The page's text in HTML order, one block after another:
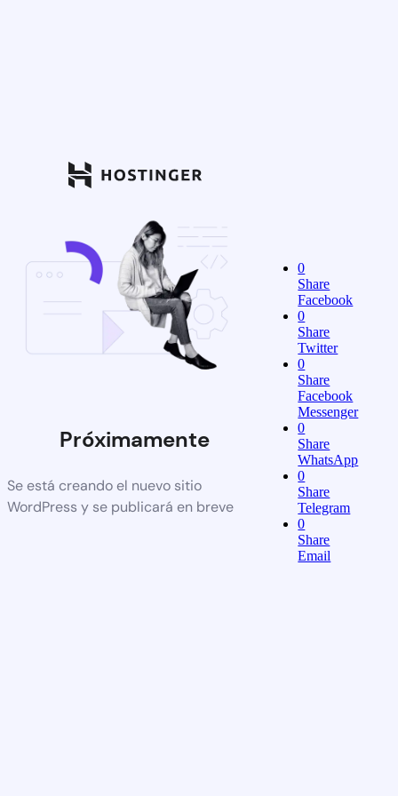
Próximamente
Se está creando el nuevo sitio
WordPress y se publicará en breve
0
Share
Facebook
0
Share
Twitter
0
Share
Facebook
Messenger
0
Share
WhatsApp
0
Share
Telegram
0
Share
Email